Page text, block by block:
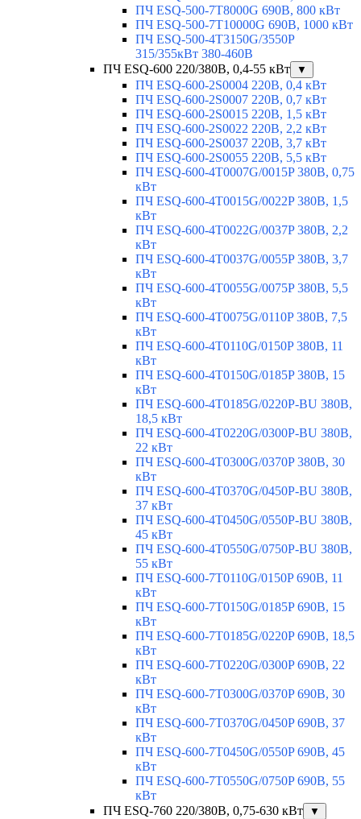
ПЧ ESQ-500-7T8000G 690В, 800 кВт
ПЧ ESQ-500-7T10000G 690В, 1000 кВт
ПЧ ESQ-500-4T3150G/3550P
315/355кВт 380-460В
ПЧ ESQ-600 220/380В, 0,4-55 кВт
▼
ПЧ ESQ-600-2S0004 220В, 0,4 кВт
ПЧ ESQ-600-2S0007 220В, 0,7 кВт
ПЧ ESQ-600-2S0015 220В, 1,5 кВт
ПЧ ESQ-600-2S0022 220В, 2,2 кВт
ПЧ ESQ-600-2S0037 220В, 3,7 кВт
ПЧ ESQ-600-2S0055 220В, 5,5 кВт
ПЧ ESQ-600-4T0007G/0015P 380В, 0,75
кВт
ПЧ ESQ-600-4T0015G/0022P 380В, 1,5
кВт
ПЧ ESQ-600-4T0022G/0037P 380В, 2,2
кВт
ПЧ ESQ-600-4T0037G/0055P 380В, 3,7
кВт
ПЧ ESQ-600-4T0055G/0075P 380В, 5,5
кВт
ПЧ ESQ-600-4T0075G/0110P 380В, 7,5
кВт
ПЧ ESQ-600-4T0110G/0150P 380В, 11
кВт
ПЧ ESQ-600-4T0150G/0185P 380В, 15
кВт
ПЧ ESQ-600-4T0185G/0220P-BU 380В,
18,5 кВт
ПЧ ESQ-600-4T0220G/0300P-BU 380В,
22 кВт
ПЧ ESQ-600-4T0300G/0370P 380В, 30
кВт
ПЧ ESQ-600-4T0370G/0450P-BU 380В,
37 кВт
ПЧ ESQ-600-4T0450G/0550P-BU 380В,
45 кВт
ПЧ ESQ-600-4T0550G/0750P-BU 380В,
55 кВт
ПЧ ESQ-600-7T0110G/0150P 690В, 11
кВт
ПЧ ESQ-600-7T0150G/0185P 690В, 15
кВт
ПЧ ESQ-600-7T0185G/0220P 690В, 18,5
кВт
ПЧ ESQ-600-7T0220G/0300P 690В, 22
кВт
ПЧ ESQ-600-7T0300G/0370P 690В, 30
кВт
ПЧ ESQ-600-7T0370G/0450P 690В, 37
кВт
ПЧ ESQ-600-7T0450G/0550P 690В, 45
кВт
ПЧ ESQ-600-7T0550G/0750P 690В, 55
кВт
ПЧ ESQ-760 220/380В, 0,75-630 кВт
▼